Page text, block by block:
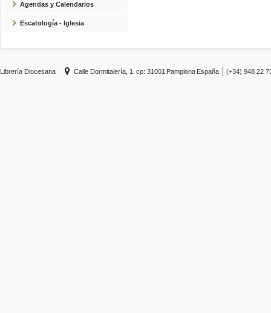
Agendas y Calendarios
Escatología - Iglesia
Librería Diocesana Calle Dormitalería, 1. cp: 31001 Pamplona España (+34) 948 22